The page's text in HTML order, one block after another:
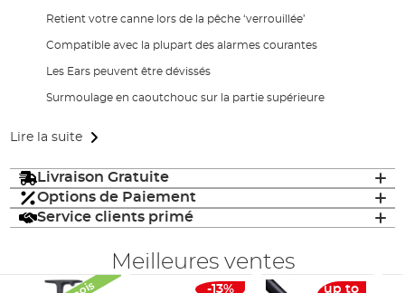
Retient votre canne lors de la pêche ‘verrouillée’
Compatible avec la plupart des alarmes courantes
Les Ears peuvent être dévissés
Surmoulage en caoutchouc sur la partie supérieure
Lire la suite
Livraison Gratuite
Options de Paiement
Service clients primé
Meilleures ventes
-13%
up to